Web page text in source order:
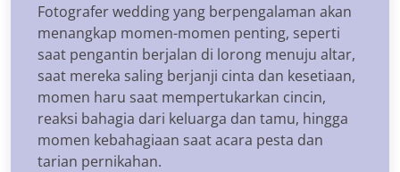
Fotografer wedding yang berpengalaman akan
menangkap momen-momen penting, seperti
saat pengantin berjalan di lorong menuju altar,
saat mereka saling berjanji cinta dan kesetiaan,
momen haru saat mempertukarkan cincin,
reaksi bahagia dari keluarga dan tamu, hingga
momen kebahagiaan saat acara pesta dan
tarian pernikahan.